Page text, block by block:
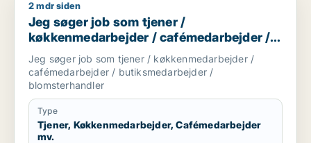
Jeg søger job som tjener / køkkenmedarbejder /
2 mdr siden
Jeg søger job som tjener /
køkkenmedarbejder / cafémedarbejder /
butiksmedarbejder / blomsterhandler
Jeg søger job som tjener / køkkenmedarbejder /
cafémedarbejder / butiksmedarbejder /
blomsterhandler
Type
Tjener, Køkkenmedarbejder, Cafémedarbejder
mv.